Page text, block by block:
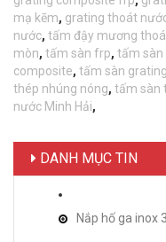
mạ kẽm, grating thoát
nước, tấm đậy mương
mòn, tấm sàn frp, tấm sàn
composite, tấm sàn
thép nhúng nóng, tấm sàn
nước Minh Hải,
DANH MỤC TIN
Nắp hố ga inox